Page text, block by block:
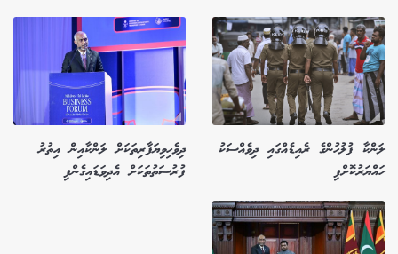
ލަންކާ ފުލުހުންގެ ރެއިޑެއްގައި ދިވެއްސަކު
ހައްޔަރުކޮށްފި
ދިވެހިވިޔަފާރިތަކަށް ލަންކާއިން އިތުރު
ފުރުސަތުތަކަށް އެދިވަޑައިގެންފި